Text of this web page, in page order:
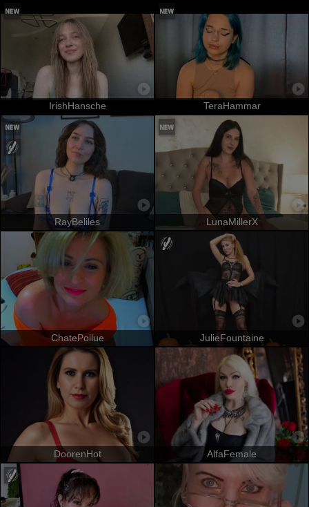
IrishHansche TeraHammar
RayBeliles LunaMillerX
ChatePoilue JulieFountaine
DoorenHot AlfaFemale